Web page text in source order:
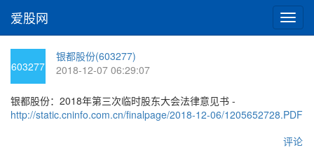
切
换
爱股网
603277
银都股份(603277)
2018-12-07 06:29:07
银都股份：2018年第三次临时股东大会法律意见书 -
http://static.cninfo.com.cn/finalpage/2018-12-06/1205652728.PDF
评论